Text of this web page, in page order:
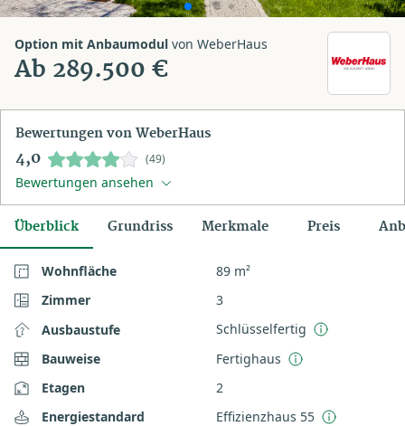
Option mit Anbaumodul von WeberHaus
Ab 289.500 €
Bewertungen von WeberHaus
4,0 (49)
Bewertungen ansehen
Überblick Grundriss Merkmale Preis
Wohnfläche
89 m²
Zimmer
3
Ausbaustufe
Schlüsselfertig
Bauweise
Fertighaus
Etagen
2
Energiestandard
Effizienzhaus 55